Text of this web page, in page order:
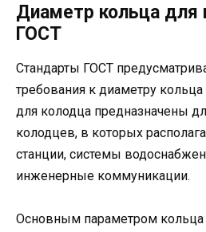
Диаметр кольца для
ГОСТ
Стандарты ГОСТ
требования к диаметру
для колодца предназначены
колодцев, в которых
станции, системы
инженерные коммуникации.
Основным параметром кольца